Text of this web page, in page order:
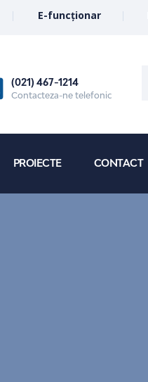
E-funcționar
(021) 467-1214
Contacteza-ne telefonic
PROIECTE CONTACT